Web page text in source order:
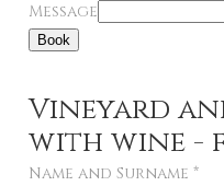
Message
Book
Vineyard
with wine -
Name and Surname *